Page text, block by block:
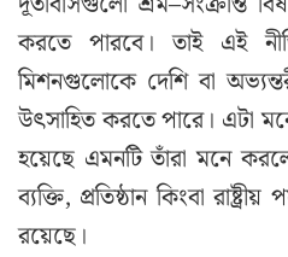
করতে পারবে। তাই এই
মিশনগুলোকে দেশি বা
উৎসাহিত করতে পারে। এটা
হয়েছে এমনটি তাঁরা মনে
ব্যক্তি, প্রতিষ্ঠান কিংবা
রয়েছে।